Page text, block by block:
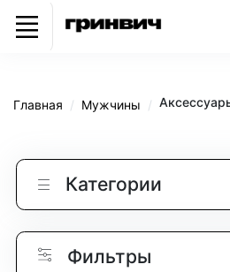
Главная Мужчины
Категории
Фильтры